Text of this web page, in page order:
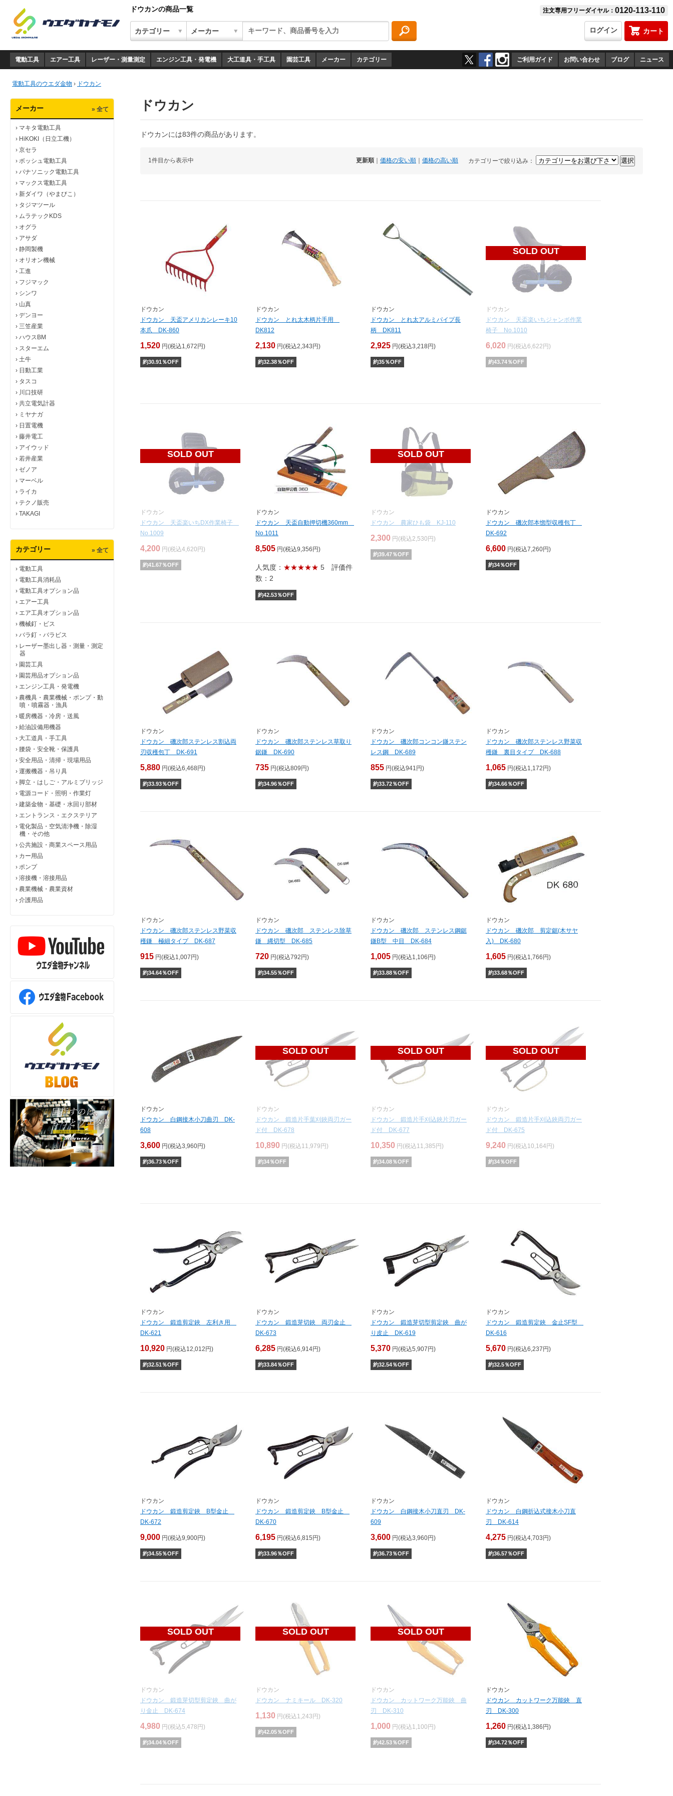
ドウカンの商品一覧 注文専用フリーダイヤル： 0120-113-110
カート
ログイン
電動工具 エアー工具 レーザー・測量測定 エンジン工具・発電機 大工道具・手工具 園芸工具 メーカー カテゴリー ご利用ガイド お問い合わせ ブログ ニュース
電動工具のウエダ金物 › ドウカン
メーカー » 全て
› マキタ電動工具
› HiKOKI（日立工機）
› 京セラ
› ボッシュ電動工具
› パナソニック電動工具
› マックス電動工具
› 新ダイワ（やまびこ）
› タジマツール
› ムラテックKDS
› オグラ
› アサダ
› 静岡製機
› オリオン機械
› 工進
› フジマック
› シンワ
› 山真
› デンヨー
› 三笠産業
› ハウスBM
› スターエム
› 土牛
› 日動工業
› タスコ
› 川口技研
› 共立電気計器
› ミヤナガ
› 日置電機
› 藤井電工
› アイウッド
› 若井産業
› ゼノア
› マーベル
› ライカ
› テクノ販売
› TAKAGI
カテゴリー » 全て
› 電動工具
› 電動工具消耗品
› 電動工具オプション品
› エアー工具
› エア工具オプション品
› 機械釘・ビス
› バラ釘・バラビス
› レーザー墨出し器・測量・測定
器
› 園芸工具
› 園芸用品オプション品
› エンジン工具・発電機
› 農機具・農業機械・ポンプ・動
噴・噴霧器・漁具
› 暖房機器・冷房・送風
› 給油設備用機器
› 大工道具・手工具
› 腰袋・安全靴・保護具
› 安全用品・清掃・現場用品
› 運搬機器・吊り具
› 脚立・はしご・アルミブリッジ
› 電源コード・照明・作業灯
› 建築金物・基礎・水回り部材
› エントランス・エクステリア
› 電化製品・空気清浄機・除湿
機・その他
› 公共施設・商業スペース用品
› カー用品
› ポンプ
› 溶接機・溶接用品
› 農業機械・農業資材
› 介護用品
ドウカン
ドウカンには83件の商品があります。
1件目から表示中 カテゴリーで絞り込み：
更新順 価格の安い順 価格の高い順
ドウカン
ドウカン 天盃アメリカンレーキ10
本爪 DK-860
1,520 円(税込1,672円)
約30.91 ％OFF
ドウカン
ドウカン とれ太木柄片手用
DK812
2,130 円(税込2,343円)
約32.38％OFF
ドウカン
ドウカン とれ太アルミパイプ長
柄 DK811
2,925 円(税込3,218円)
約35％OFF
SOLD OUT
ドウカン
ドウカン 天盃楽いちジャンボ作業
椅子 No.1010
6,020 円(税込6,622円)
約43.74％OFF
SOLD OUT
ドウカン
ドウカン 天盃楽いちDX作業椅子
No.1009
4,200 円(税込4,620円)
約41.67％OFF
ドウカン
ドウカン 天盃自動押切機360mm
No.1011
8,505 円(税込9,356円)
人気度： ★★★★★ 5 評価件
数：2
約42.53％OFF
SOLD OUT
ドウカン
ドウカン 農家ひも袋 KJ-110
2,300 円(税込2,530円)
約39.47％OFF
ドウカン
ドウカン 磯次郎本惚型収穫包丁
DK-692
6,600 円(税込7,260円)
約34％OFF
ドウカン
ドウカン 磯次郎ステンレス割込両
刃収穫包丁 DK-691
5,880 円(税込6,468円)
約33.93％OFF
ドウカン
ドウカン 磯次郎ステンレス草取り
鋸鎌 DK-690
735 円(税込809円)
約34.96％OFF
ドウカン
ドウカン 磯次郎コンコン鎌ステン
レス鋼 DK-689
855 円(税込941円)
約33.72％OFF
ドウカン
ドウカン 磯次郎ステンレス野菜収
穫鎌 裏目タイプ DK-688
1,065 円(税込1,172円)
約34.66％OFF
ドウカン
ドウカン 磯次郎ステンレス野菜収
穫鎌 極細タイプ DK-687
915 円(税込1,007円)
約34.64％OFF
ドウカン
ドウカン 磯次郎 ステンレス除草
鎌 縄切型 DK-685
720 円(税込792円)
約34.55％OFF
ドウカン
ドウカン 磯次郎 ステンレス鋼鋸
鎌B型 中目 DK-684
1,005 円(税込1,106円)
約33.88％OFF
ドウカン
ドウカン 磯次郎 剪定鋸(木サヤ
入) DK-680
1,605 円(税込1,766円)
約33.68％OFF
ドウカン
ドウカン 白鋼接木小刀曲刃 DK-
608
3,600 円(税込3,960円)
約36.73％OFF
SOLD OUT
ドウカン
ドウカン 鍛造片手葉刈鋏両刃ガー
ド付 DK-678
10,890 円(税込11,979円)
約34％OFF
SOLD OUT
ドウカン
ドウカン 鍛造片手刈込鋏片刃ガー
ド付 DK-677
10,350 円(税込11,385円)
約34.08％OFF
SOLD OUT
ドウカン
ドウカン 鍛造片手刈込鋏両刃ガー
ド付 DK-675
9,240 円(税込10,164円)
約34％OFF
ドウカン
ドウカン 鍛造剪定鋏 左利き用
DK-621
10,920 円(税込12,012円)
約32.51 ％OFF
ドウカン
ドウカン 鍛造芽切鋏 両刃金止
DK-673
6,285 円(税込6,914円)
約33.84％OFF
ドウカン
ドウカン 鍛造芽切型剪定鋏 曲が
り皮止 DK-619
5,370 円(税込5,907円)
約32.54％OFF
ドウカン
ドウカン 鍛造剪定鋏 金止SF型
DK-616
5,670 円(税込6,237円)
約32.5％OFF
ドウカン
ドウカン 鍛造剪定鋏 B型金止
DK-672
9,000 円(税込9,900円)
約34.55％OFF
ドウカン
ドウカン 鍛造剪定鋏 B型金止
DK-670
6,195 円(税込6,815円)
約33.96％OFF
ドウカン
ドウカン 白鋼接木小刀直刃 DK-
609
3,600 円(税込3,960円)
約36.73％OFF
ドウカン
ドウカン 白鋼折込式接木小刀直
刃 DK-614
4,275 円(税込4,703円)
約36.57％OFF
SOLD OUT
ドウカン
ドウカン 鍛造芽切型剪定鋏 曲が
り金止 DK-674
4,980 円(税込5,478円)
約34.04％OFF
SOLD OUT
ドウカン
ドウカン ナミキール DK-320
1,130 円(税込1,243円)
約42.05％OFF
SOLD OUT
ドウカン
ドウカン カットワーク万能鋏 曲
刃 DK-310
1,000 円(税込1,100円)
約42.53％OFF
ドウカン
ドウカン カットワーク万能鋏 直
刃 DK-300
1,260 円(税込1,386円)
約34.72％OFF